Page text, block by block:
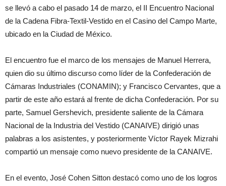
se llevó a cabo el pasado 14 de marzo, el II Encuentro Nacional
de la Cadena Fibra-Textil-Vestido en el Casino del Campo Marte,
ubicado en la Ciudad de México.
El encuentro fue el marco de los mensajes de Manuel Herrera,
quien dio su último discurso como líder de la Confederación de
Cámaras Industriales (CONAMIN); y Francisco Cervantes, que a
partir de este año estará al frente de dicha Confederación. Por su
parte, Samuel Gershevich, presidente saliente de la Cámara
Nacional de la Industria del Vestido (CANAIVE) dirigió unas
palabras a los asistentes, y posteriormente Víctor Rayek Mizrahi
compartió un mensaje como nuevo presidente de la CANAIVE.
En el evento, José Cohen Sitton destacó como uno de los logros